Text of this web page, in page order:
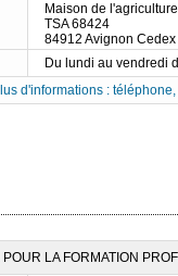
Maison de l'agriculture
TSA 68424
84912 Avignon Cedex
Du lundi au vendredi
d'informations :
LA FORMATION